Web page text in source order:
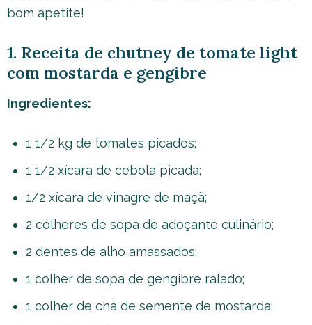
bom apetite!
1. Receita de chutney de tomate light
com mostarda e gengibre
Ingredientes:
1 1/2 kg de tomates picados;
1 1/2 xícara de cebola picada;
1/2 xícara de vinagre de maçã;
2 colheres de sopa de adoçante culinário;
2 dentes de alho amassados;
1 colher de sopa de gengibre ralado;
1 colher de chá de semente de mostarda;